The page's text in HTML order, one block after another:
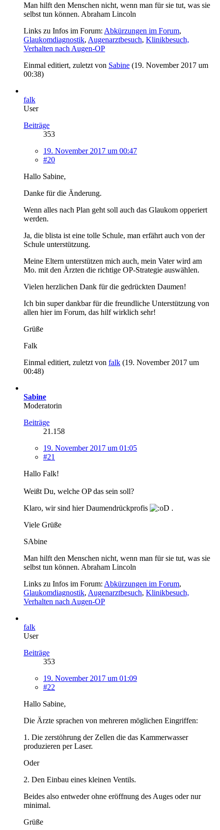
Man hilft den Menschen nicht, wenn man für sie tut, was sie
selbst tun können. Abraham Lincoln
Links zu Infos im Forum: Abkürzungen im Forum,
Glaukomdiagnostik, Augenarztbesuch, Klinikbesuch,
Verhalten nach Augen-OP
Einmal editiert, zuletzt von Sabine (19. November 2017 um
00:38)
falk
User
Beiträge
353
19. November 2017 um 00:47
#20
Hallo Sabine,
Danke für die Änderung.
Wenn alles nach Plan geht soll auch das Glaukom opperiert
werden.
Ja, die blista ist eine tolle Schule, man erfährt auch von der
Schule unterstützung.
Meine Eltern unterstützen mich auch, mein Vater wird am
Mo. mit den Ärzten die richtige OP-Strategie auswählen.
Vielen herzlichen Dank für die gedrückten Daumen!
Ich bin super dankbar für die freundliche Unterstützung von
allen hier im Forum, das hilf wirklich sehr!
Grüße
Falk
Einmal editiert, zuletzt von falk (19. November 2017 um
00:48)
Sabine
Moderatorin
Beiträge
21.158
19. November 2017 um 01:05
#21
Hallo Falk!
Weißt Du, welche OP das sein soll?
Klaro, wir sind hier Daumendrückprofis
.
Viele Grüße
SAbine
Man hilft den Menschen nicht, wenn man für sie tut, was sie
selbst tun können. Abraham Lincoln
Links zu Infos im Forum: Abkürzungen im Forum,
Glaukomdiagnostik, Augenarztbesuch, Klinikbesuch,
Verhalten nach Augen-OP
falk
User
Beiträge
353
19. November 2017 um 01:09
#22
Hallo Sabine,
Die Ärzte sprachen von mehreren möglichen Eingriffen:
1. Die zerstöhrung der Zellen die das Kammerwasser
produzieren per Laser.
Oder
2. Den Einbau eines kleinen Ventils.
Beides also entweder ohne eröffnung des Auges oder nur
minimal.
Grüße